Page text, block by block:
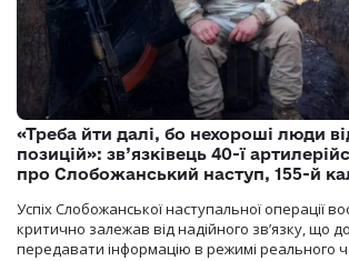
«Треба йти далі, бо нехороші люди
позицій»: зв’язківець 40-ї
про Слобожанський наступ, 155-й
Успіх Слобожанської наступальної операції
критично залежав від надійного зв’язку, що
передавати інформацію в режимі реального